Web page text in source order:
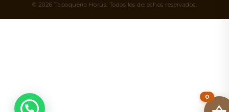
© 2026 Tabaquería Horus. Todos los derechos reservados.
0